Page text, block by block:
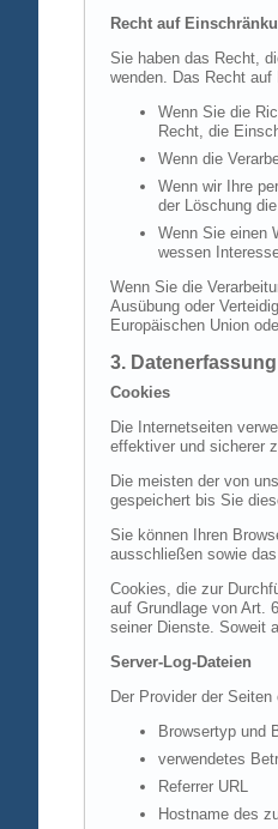
Recht auf
Sie haben das Recht,
wenden. Das Recht auf
Wenn Sie die
Recht, die
Wenn die
Wenn wir Ihre
der Löschung
Wenn Sie einen
wessen
Wenn Sie die
Ausübung oder
Europäischen Union
3.
Cookies
Die Internetseiten
effektiver und sicherer
Die meisten der von
gespeichert bis Sie
Sie können Ihren
ausschließen sowie
Cookies, die zur
auf Grundlage von Art.
seiner Dienste. Soweit
Server-Log-Dateien
Der Provider der
Browsertyp und
verwendetes
Referrer URL
Hostname des